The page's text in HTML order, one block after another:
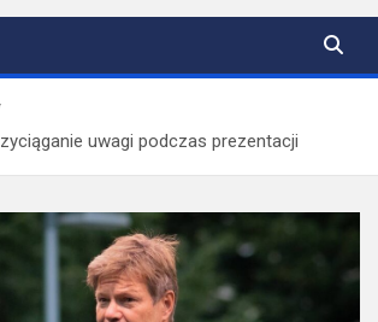
uwagi podczas prezentacji